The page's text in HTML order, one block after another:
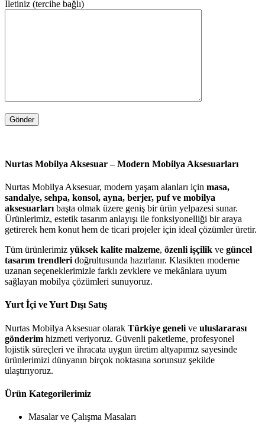
İletiniz (tercihe bağlı)
Nurtas Mobilya Aksesuar – Modern Mobilya Aksesuarları
Nurtas Mobilya Aksesuar, modern yaşam alanları için masa,
sandalye, sehpa, konsol, ayna, berjer, puf ve mobilya
aksesuarları başta olmak üzere geniş bir ürün yelpazesi sunar.
Ürünlerimiz, estetik tasarım anlayışı ile fonksiyonelliği bir araya
getirerek hem konut hem de ticari projeler için ideal çözümler üretir.
Tüm ürünlerimiz yüksek kalite malzeme, özenli işçilik ve güncel
tasarım trendleri doğrultusunda hazırlanır. Klasikten moderne
uzanan seçeneklerimizle farklı zevklere ve mekânlara uyum
sağlayan mobilya çözümleri sunuyoruz.
Yurt İçi ve Yurt Dışı Satış
Nurtas Mobilya Aksesuar olarak Türkiye geneli ve uluslararası
gönderim hizmeti veriyoruz. Güvenli paketleme, profesyonel
lojistik süreçleri ve ihracata uygun üretim altyapımız sayesinde
ürünlerimizi dünyanın birçok noktasına sorunsuz şekilde
ulaştırıyoruz.
Ürün Kategorilerimiz
Masalar ve Çalışma Masaları